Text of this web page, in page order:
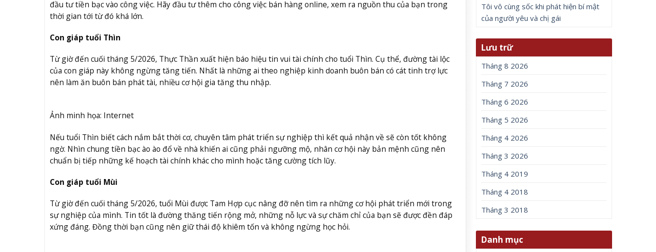
đầu tư tiền bạc vào công việc. Hãy đầu tư thêm cho công việc bán hàng online, xem ra nguồn thu của bạn trong
thời gian tới từ đó khá lớn.
Con giáp tuổi Thìn
Từ giờ đến cuối tháng 5/2026, Thực Thần xuất hiện báo hiệu tin vui tài chính cho tuổi Thìn. Cụ thể, đường tài lộc
của con giáp này không ngừng tăng tiến. Nhất là những ai theo nghiệp kinh doanh buôn bán có cát tinh trợ lực
nên làm ăn buôn bán phát tài, nhiều cơ hội gia tăng thu nhập.
Ảnh minh họa: Internet
Nếu tuổi Thìn biết cách nắm bắt thời cơ, chuyên tâm phát triển sự nghiệp thì kết quả nhận về sẽ còn tốt không
ngờ. Nhìn chung tiền bạc ào ào đổ về nhà khiến ai cũng phải ngưỡng mộ, nhân cơ hội này bản mệnh cũng nên
chuẩn bị tiếp những kế hoạch tài chính khác cho mình hoặc tăng cường tích lũy.
Con giáp tuổi Mùi
Từ giờ đến cuối tháng 5/2026, tuổi Mùi được Tam Hợp cục nâng đỡ nên tìm ra những cơ hội phát triển mới trong
sự nghiệp của mình. Tin tốt là đường thăng tiến rộng mở, những nỗ lực và sự chăm chỉ của bạn sẽ được đền đáp
xứng đáng. Đồng thời bạn cũng nên giữ thái độ khiêm tốn và không ngừng học hỏi.
Tôi vô cùng sốc khi phát hiện bí mật
của người yêu và chị gái
Lưu trữ
Tháng 8 2026
Tháng 7 2026
Tháng 6 2026
Tháng 5 2026
Tháng 4 2026
Tháng 3 2026
Tháng 4 2019
Tháng 4 2018
Tháng 3 2018
Danh mục